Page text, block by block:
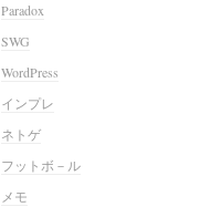
Paradox
SWG
WordPress
インプレ
ネトゲ
フットボ－ル
メモ